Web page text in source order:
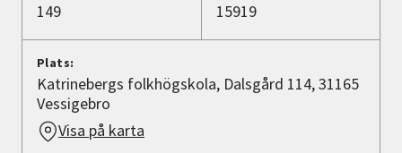
149 15919
Plats:
Katrinebergs folkhögskola, Dalsgård 114, 31165
Vessigebro
Visa på karta